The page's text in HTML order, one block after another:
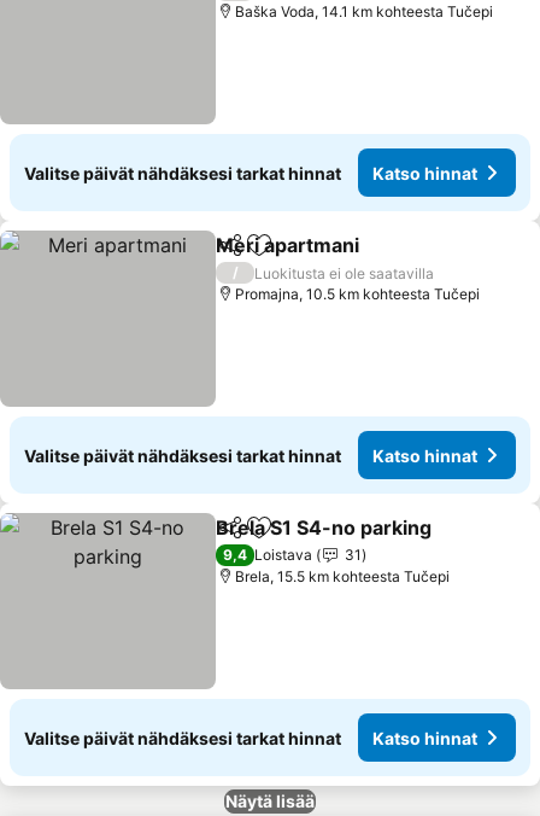
Baška Voda, 14.1 km kohteesta Tučepi
Valitse päivät nähdäksesi tarkat hinnat Katso hinnat
Jaa Lisää suosikkeihin
Meri apartmani
/
Luokitusta ei ole saatavilla
Promajna, 10.5 km kohteesta Tučepi
Valitse päivät nähdäksesi tarkat hinnat Katso hinnat
Jaa Lisää suosikkeihin
Brela S1 S4-no parking
9,4 Loistava
31
Brela, 15.5 km kohteesta Tučepi
Valitse päivät nähdäksesi tarkat hinnat Katso hinnat
Näytä lisää